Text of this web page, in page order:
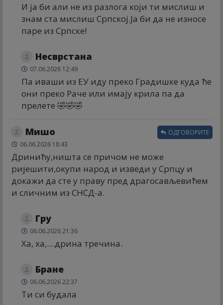
И ја би али не из разлога који ти мислиш и
знам ста мислиш Српској.Ја би да не износе
паре из Српске!
Несврстана
07.06.2026 12:49
Па иваши из ЕУ иду преко Градишке куда ће
они преко Раче или имају крила па да
прелете 🤣🤣🤣
Мишо
06.06.2026 18:43
Дринићу,ништа се причом не може
ријешити,окупи народ и изведи у Српцу и
докажи да сте у праву пред драгосављевићем
и сличним из СНСД-а.
ОДГОВОРИТЕ
Гру
06.06.2026 21:36
Ха, ха,....дрина тречина.
Бране
06.06.2026 22:37
Ти си будала